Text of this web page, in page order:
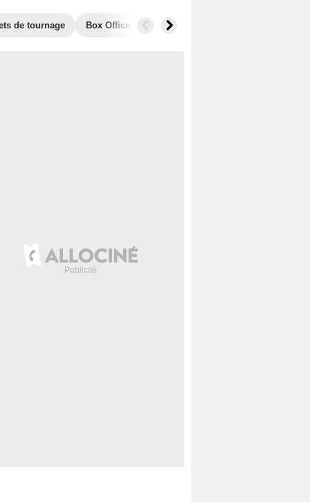
de tournage Box Office Films similaires